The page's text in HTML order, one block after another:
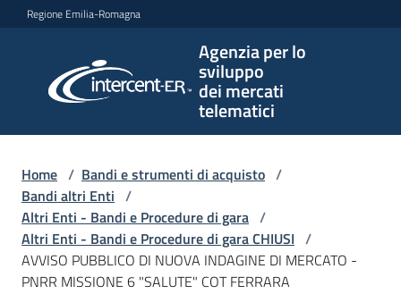
Vai al contenuto
Vai alla navigazione
Vai al footer
Regione Emilia-Romagna
Agenzia per lo
sviluppo
dei mercati
telematici
per lo
sviluppo
telematici
L'Agenzia
Home / Bandi e strumenti di acquisto /
Bandi altri Enti /
Altri Enti - Bandi e Procedure di gara /
Altri Enti - Bandi e Procedure di gara CHIUSI /
AVVISO PUBBLICO DI NUOVA INDAGINE DI MERCATO -
PNRR MISSIONE 6 "SALUTE" COT FERRARA